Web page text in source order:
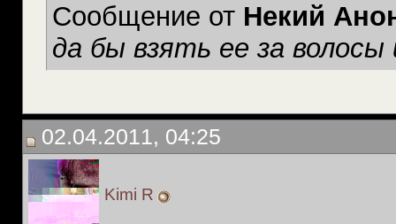
Сообщение от Некий
да бы взять ее за
02.04.2011, 04:25
Kimi R